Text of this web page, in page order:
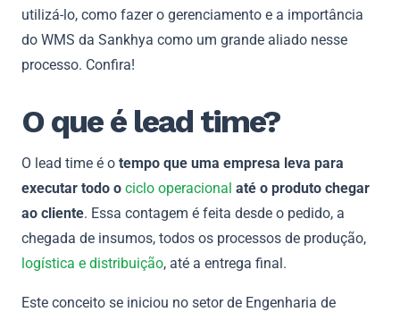
utilizá-lo, como fazer o gerenciamento e a importância
do WMS da Sankhya como um grande aliado nesse
processo. Confira!
O que é lead time?
O lead time é o tempo que uma empresa leva para
executar todo o ciclo operacional até o produto chegar
ao cliente. Essa contagem é feita desde o pedido, a
chegada de insumos, todos os processos de produção,
logística e distribuição, até a entrega final.
Este conceito se iniciou no setor de Engenharia de